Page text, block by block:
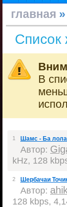
главная
Список
В
1 Шамс - Ба
Автор:
kHz, 128
2 Шербачаи
Автор:
128 kbps,